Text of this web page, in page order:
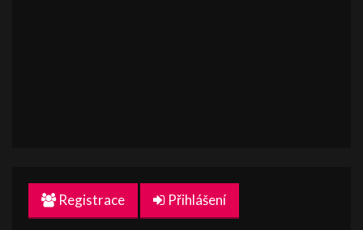
Registrace Přihlášení